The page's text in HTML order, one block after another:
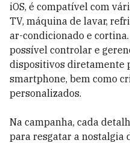
iOS, é compatível com
TV, máquina de lavar,
ar-condicionado e
possível controlar e
dispositivos diretamente
smartphone, bem como
personalizados.
Na campanha, cada
para resgatar a nostalgia